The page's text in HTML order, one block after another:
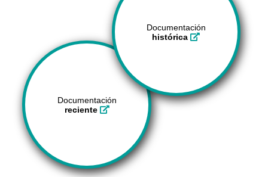
Documentación
histórica
Documentación
reciente